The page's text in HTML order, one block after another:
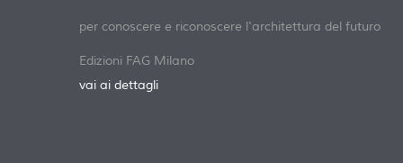
per conoscere e riconoscere l'architettura del futuro
Edizioni FAG Milano
vai ai dettagli